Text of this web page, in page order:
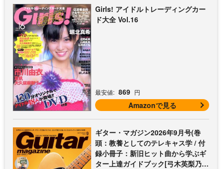
Girls! アイドルトレーディングカー
ド大全 Vol.16
最安値: 869 円
Amazonで見る
ギター・マガジン2026年9月号(巻
頭：教養としてのテレキャス学 / 付
録小冊子：新旧ヒット曲から学ぶギ
ター上達ガイドブック[弓木英梨乃の